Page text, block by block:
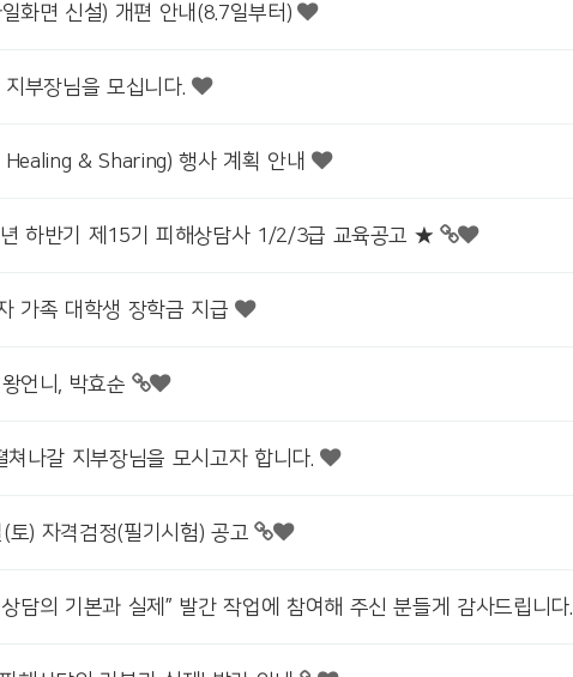
화면 신설) 개편 안내(8.7일부터)
부장님을 모십니다.
& Sharing) 행사 계획 안내
하반기 제15기 피해상담사 1/2/3급 교육공고 ★
가족 대학생 장학금 지급
언니, 박효순
나갈 지부장님을 모시고자 합니다.
) 자격검정(필기시험) 공고
담의 기본과 실제” 발간 작업에 참여해 주신 분들게 감사드립니다.